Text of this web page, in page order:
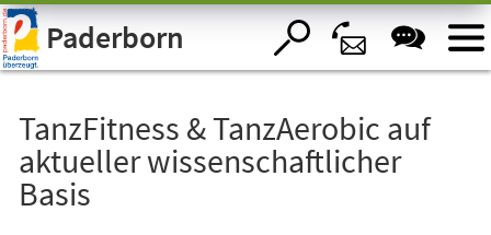
Visuelle
Assistenzsoftware
öffnen.Paderborn
TanzFitness & TanzAerobic auf
aktueller wissenschaftlicher
Basis